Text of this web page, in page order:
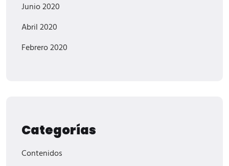
Junio 2020
Abril 2020
Febrero 2020
Categorías
Contenidos